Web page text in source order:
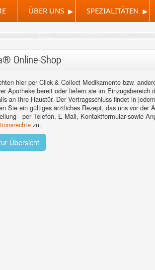
ÜBER UNS ▸ SPEZIALITÄTEN ▸
Online-Shop
hier per Click & Collect Medikamente bzw.
Apotheke bereit oder liefern sie im
an Ihre Haustür. Der Vertragsschluss findet in
Sie ein gültiges ärztliches Rezept, das uns vor der
- per Telefon, E-Mail, Kontaktformular sowie
zu.
Übersicht